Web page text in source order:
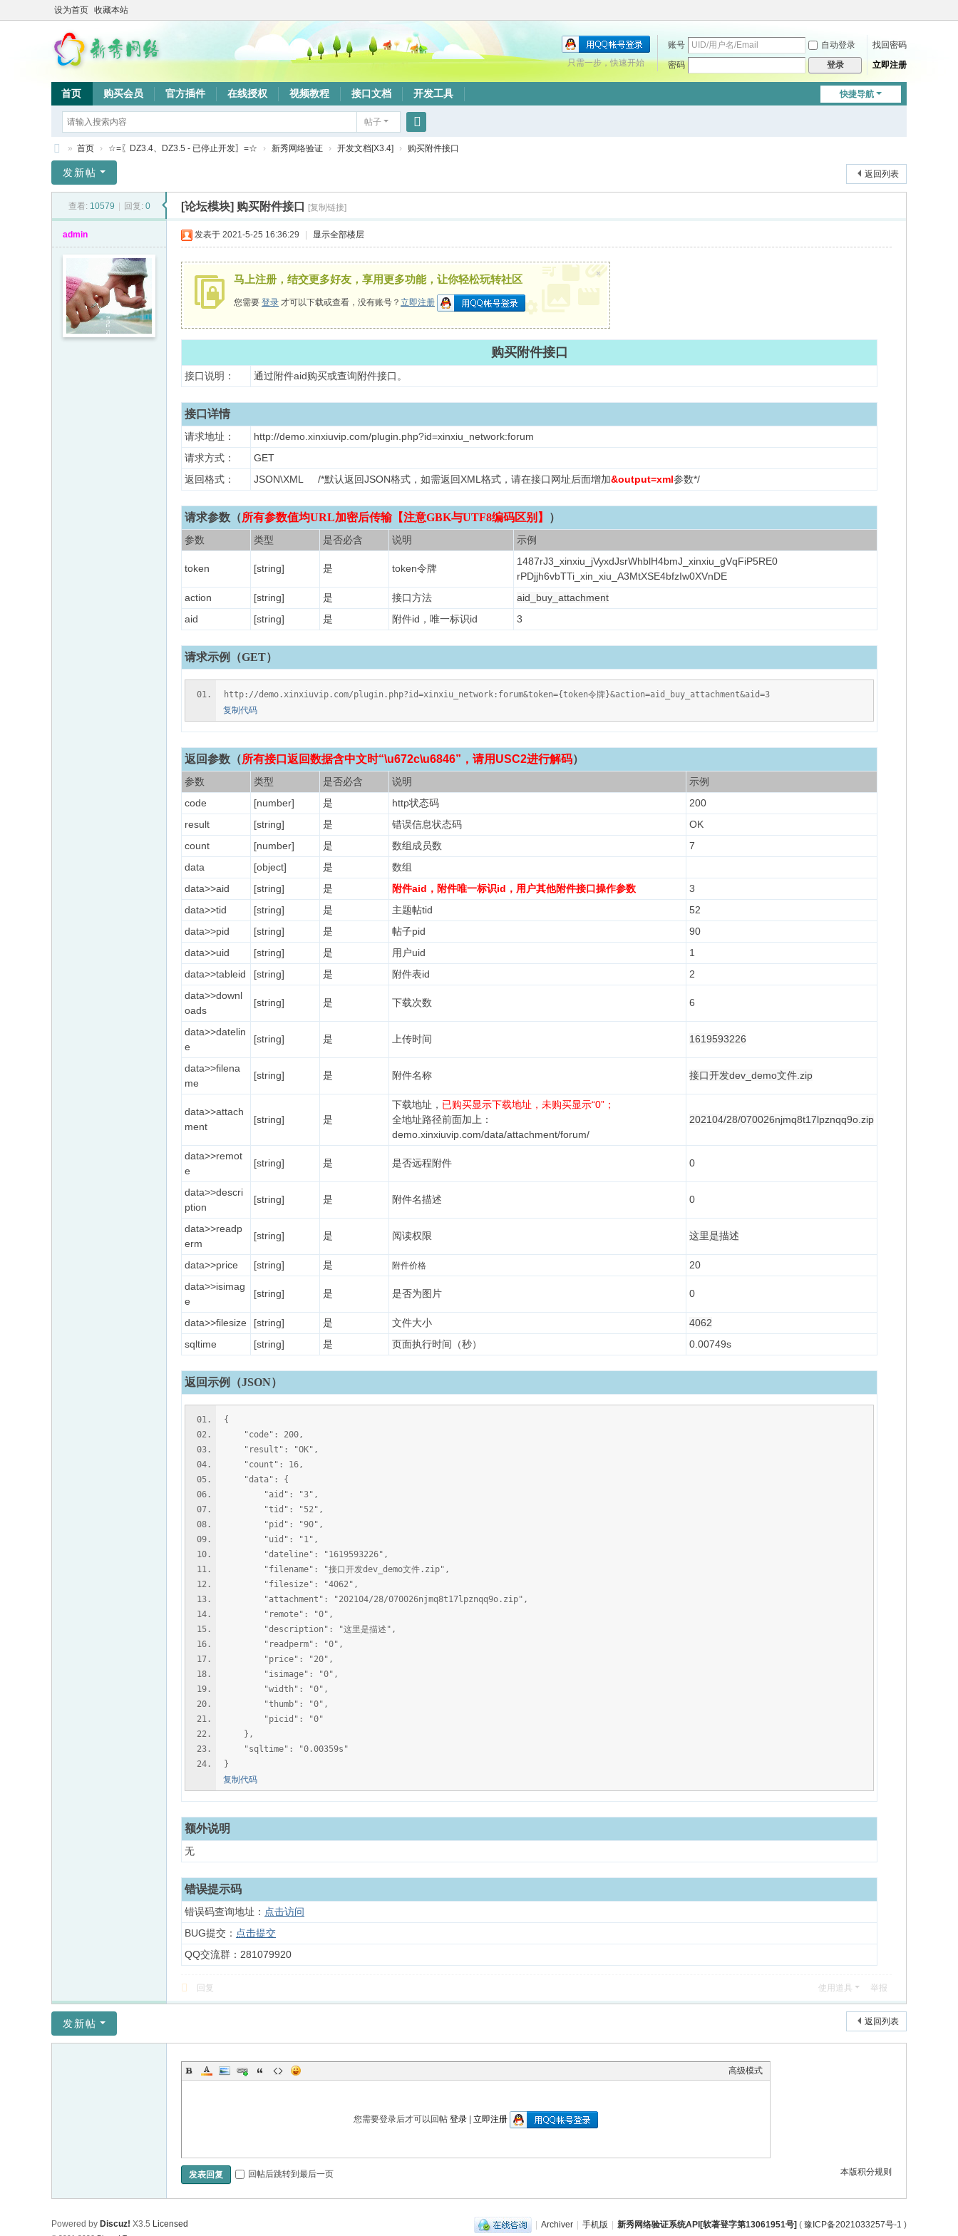
设为首页 收藏本站
账号 自动登录
找回密码
密码
登录 立即注册
只需一步，快速开始
快捷导航
首页 购买会员 官方插件 在线授权 视频教程 接口文档 开发工具
帖子
搜
秀
» 首页 › ☆=〖DZ3.4、DZ3.5 - 已停止开发〗=☆ › 新秀网络验证 › 开发文档[X3.4] › 购买附件接口
返回列表
发新帖
查看: 10579 回复: 0 [论坛模块] 购买附件接口 [复制链接]
admin 发表于 2021-5-25 16:36:29 显示全部楼层
马上注册，结交更多好友，享用更多功能，让你轻松玩转社区
您需要 登录 才可以下载或查看，没有账号？ 立即注册
×
购买附件接口
接口说明： 通过附件aid购买或查询附件接口。
接口详情
请求地址：
http://demo.xinxiuvip.com/plugin.php?id=xinxiu_network:forum
请求方式：
GET
返回格式：
JSON\XML /*默认返回JSON格式，如需返回XML格式，请在接口网址后面增加&output=xml参数*/
请求参数（所有参数值均URL加密后传输【注意GBK与UTF8编码区别】 ）
参数 类型 是否必含 说明 示例
token [string] 是 token令牌
1487rJ3_xinxiu_jVyxdJsrWhblH4bmJ_xinxiu_gVqFiP5RE0
rPDjjh6vbTTi_xin_xiu_A3MtXSE4bfzIw0XVnDE
action
[string] 是 接口方法
aid_buy_attachment
aid
[string] 是 附件id，唯一标识id 3
请求示例（GET）
http://demo.xinxiuvip.com/plugin.php?id=xinxiu_network:forum&token={token令牌}&action=aid_buy_attachment&aid=3
复制代码
返回参数 （所有接口返回数据含中文时“\u672c\u6846”，请用USC2进行解码）
参数 类型 是否必含 说明
示例
code
[number] 是 http状态码
200
result
[string] 是 错误信息状态码
OK
count
[number] 是 数组成员数
7
data
[object] 是
数组
data>>aid
[string] 是 附件aid，附件唯一标识id，用户其他附件接口操作参数
3
data>>tid
[string] 是 主题帖tid
52
data>>pid
[string] 是 帖子pid
90
data>>uid
[string] 是 用户uid
1
data>>tableid
[string] 是 附件表id
2
data>>downl
oads
[string] 是 下载次数 6
data>>datelin
e
[string] 是 上传时间 1619593226
data>>filena
me
[string] 是 附件名称 接口开发dev_demo文件.zip
data>>attach
ment
[string] 是
下载地址， 已购买显示下载地址，未购买显示“0”；
全地址路径前面加上：
demo.xinxiuvip.com/data/attachment/forum/
202104/28/070026njmq8t17lpznqq9o.zip
data>>remot
e
[string] 是 是否远程附件 0
data>>descri
ption
[string] 是 附件名描述 0
data>>readp
erm
[string] 是 阅读权限 这里是描述
data>>price [string] 是 附件价格
20
data>>isimag
e
[string] 是 是否为图片 0
data>>filesize [string] 是 文件大小
4062
sqltime
[string] 是 页面执行时间（秒） 0.00749s
返回示例（JSON）
{
"code": 200,
"result": "OK",
"count": 16,
"data": {
"aid": "3",
"tid": "52",
"pid": "90",
"uid": "1",
"dateline": "1619593226",
"filename": "接口开发dev_demo文件.zip",
"filesize": "4062",
"attachment": "202104/28/070026njmq8t17lpznqq9o.zip",
"remote": "0",
"description": "这里是描述",
"readperm": "0",
"price": "20",
"isimage": "0",
"width": "0",
"thumb": "0",
"picid": "0"
},
"sqltime": "0.00359s"
}
复制代码
额外说明
无
错误提示码
错误码查询地址： 点击访问
BUG提交： 点击提交
QQ交流群：281079920
回复 使用道具 举报
返回列表
发新帖
高级模式
您需要登录后才可以回帖 登录 立即注册
本版积分规则
发表回复 回帖后跳转到最后一页
| Archiver | 手机版 | 新秀网络验证系统API[软著登字第13061951号] ( 豫ICP备2021033257号-1 )
Powered by Discuz! X3.5 Licensed